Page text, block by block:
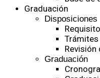
Graduación
Disposiciones
Graduación